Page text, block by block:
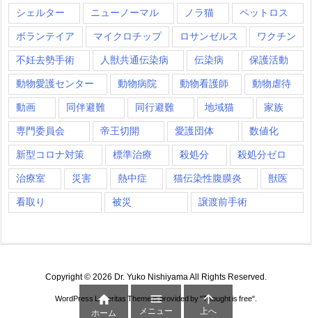
シェルター ニューノーマル ノラ猫 ペットロス
ボランテイア マイクロチップ ロサンゼルス ワクチン
不妊去勢手術 人獣共通伝染病 伝染病 保護活動
動物愛護センター 動物病院 動物看護師 動物虐待
動画 同伴避難 同行避難 地域猫 家族
専門委員会 帝王切開 愛護団体 数値化
新型コロナ対策 標準治療 殺処分 殺処分ゼロ
治療室 災害 熱中症 猫伝染性腹膜炎 獣医
看取り 被災 譲渡前手術
Copyright © 2026 Dr. Yuko NishiyamaAll Rights Reserved.
WordPress Luxeritas Theme is provided by "Thought is free".

ホーム

メニュー

上へ